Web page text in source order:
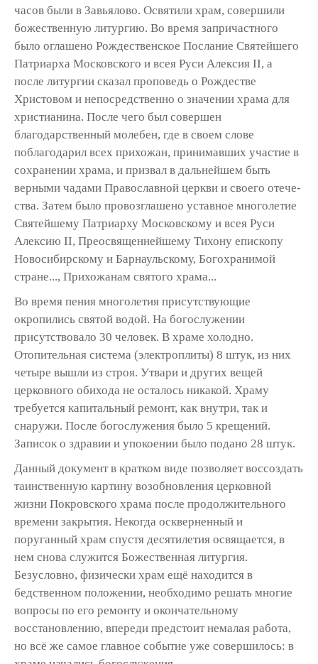
часов были в Завьялово. Освятили храм, совершили
божественную литур­гию. Во время запричастного
было оглашено Рождественское Послание Святейшего
Патриарха Московского и всея Руси Алексия II, а
после литур­гии сказал проповедь о Рождестве
Христовом и непосредственно о зна­чении храма для
христианина. После чего был совершен
благодарственный молебен, где в своем слове
поблагода­рил всех прихожан, принимавших уча­стие в
сохранении храма, и призвал в дальнейшем быть
верными чадами Православной церкви и своего отече­
ства. Затем было провозглашено устав­ное многолетие
Святейшему Патриарху Московскому и всея Руси
Алексию II, Преосвященнейшему Тихону епископу
Новосибирскому и Барнаульскому, Богохранимой
стране..., Прихожанам святого храма...
Во время пения многолетия присут­ствующие
окропились святой водой. На богослужении
присутствовало 30 чело­век. В храме холодно.
Отопительная система (электроплиты) 8 штук, из них
четыре вышли из строя. Утвари и других вещей
церковного обихода не осталось никакой. Храму
требуется капиталь­ный ремонт, как внутри, так и
снаружи. После богослужения было 5 крещений.
Записок о здравии и упокоении было подано 28 штук.
Данный документ в кратком виде позволяет воссоздать
таинственную картину возобнов­ления церковной
жизни Покровского храма после продолжительного
времени закрытия. Некогда оскверненный и
поруганный храм спустя десятилетия освящается, в
нем снова служится Божественная литургия.
Безусловно, физически храм ещё находится в
бедствен­ном положении, необходимо решать многие
вопросы по его ремонту и окончательному
восстановлению, впереди предстоит немалая работа,
но всё же самое главное событие уже совершилось: в